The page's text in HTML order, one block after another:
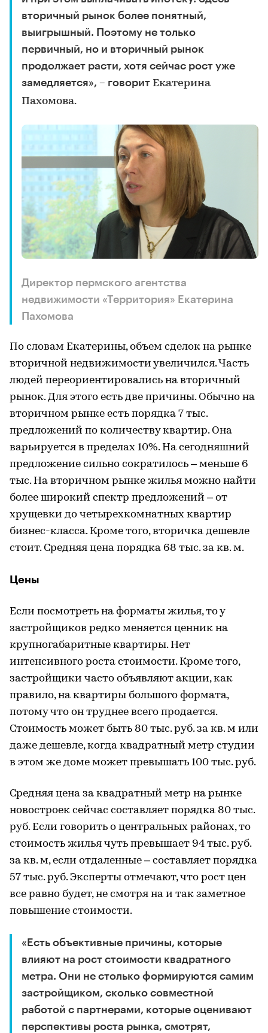
вторичный рынок более понятный,
выигрышный. Поэтому не только
первичный, но и вторичный рынок
продолжает расти, хотя сейчас рост уже
замедляется», – говорит Екатерина
Пахомова.
Директор пермского агентства
недвижимости «Территория» Екатерина
Пахомова
По словам Екатерины, объем сделок на рынке
вторичной недвижимости увеличился. Часть
людей переориентировались на вторичный
рынок. Для этого есть две причины. Обычно на
вторичном рынке есть порядка 7 тыс.
предложений по количеству квартир. Она
варьируется в пределах 10%. На сегодняшний
предложение сильно сократилось – меньше 6
тыс. На вторичном рынке жилья можно найти
более широкий спектр предложений – от
хрущевки до четырехкомнатных квартир
бизнес-класса. Кроме того, вторичка дешевле
стоит. Средняя цена порядка 68 тыс. за кв. м.
Цены
Если посмотреть на форматы жилья, то у
застройщиков редко меняется ценник на
крупногабаритные квартиры. Нет
интенсивного роста стоимости. Кроме того,
застройщики часто объявляют акции, как
правило, на квартиры большого формата,
потому что он труднее всего продается.
Стоимость может быть 80 тыс. руб. за кв. м или
даже дешевле, когда квадратный метр студии
в этом же доме может превышать 100 тыс. руб.
Средняя цена за квадратный метр на рынке
новостроек сейчас составляет порядка 80 тыс.
руб. Если говорить о центральных районах, то
стоимость жилья чуть превышает 94 тыс. руб.
за кв. м, если отдаленные – составляет порядка
57 тыс. руб. Эксперты отмечают, что рост цен
все равно будет, не смотря на и так заметное
повышение стоимости.
«Есть объективные причины, которые
влияют на рост стоимости квадратного
метра. Они не столько формируются самим
застройщиком, сколько совместной
работой с партнерами, которые оценивают
перспективы роста рынка, смотрят,